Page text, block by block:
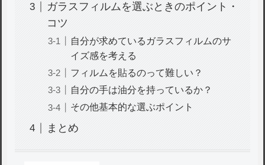
ガラスフィルムを選ぶときのポイント・
コツ
自分が求めているガラスフィルムのサ
イズ感を考える
フィルムを貼るのって難しい？
自分の手は油分を持っているか？
その他基本的な選ぶポイント
まとめ